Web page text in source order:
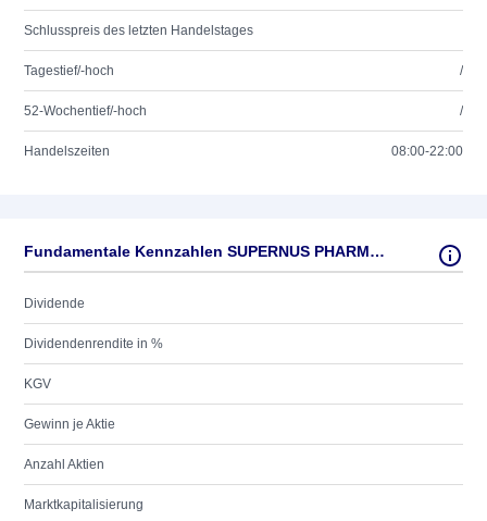
Schlusspreis des letzten Handelstages
Tagestief/-hoch /
52-Wochentief/-hoch /
Handelszeiten 08:00-22:00
Fundamentale Kennzahlen SUPERNUS PHARMAC.DL -,001
Dividende
Dividendenrendite in %
KGV
Gewinn je Aktie
Anzahl Aktien
Marktkapitalisierung